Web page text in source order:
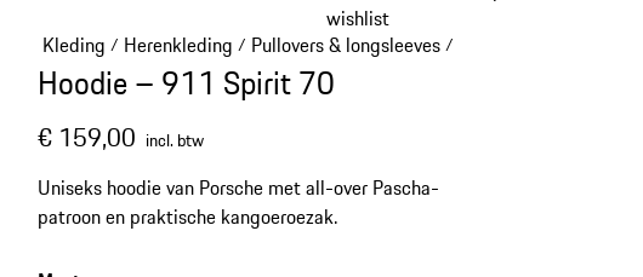
wishlist
Kleding / Herenkleding / Pullovers & longsleeves/
Hoodie – 911 Spirit 70
€ 159,00 incl. btw
Uniseks hoodie van Porsche met all-over Pascha-
patroon en praktische kangoeroezak.